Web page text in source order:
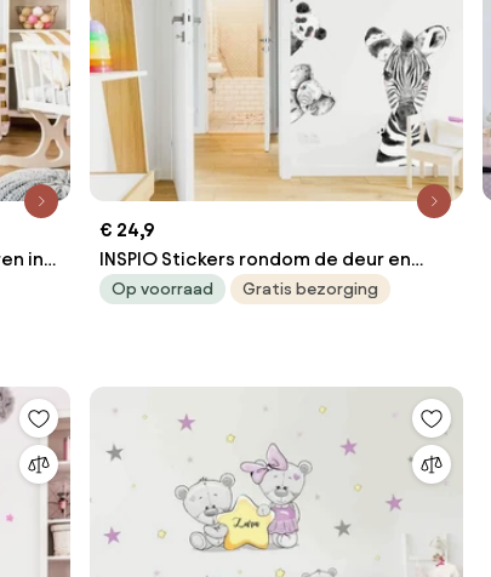
in
€ 24,9
INSPIO Stickers rondom de deur en
meubels - Zwart-witte diertjes
Op voorraad Gratis bezorging